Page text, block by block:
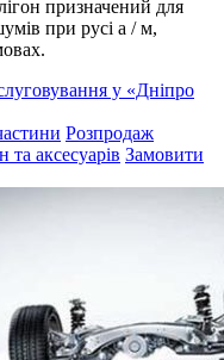
призначений для
при русі а / м,
у «Дніпро
Розпродаж
та аксесуарів Замовити